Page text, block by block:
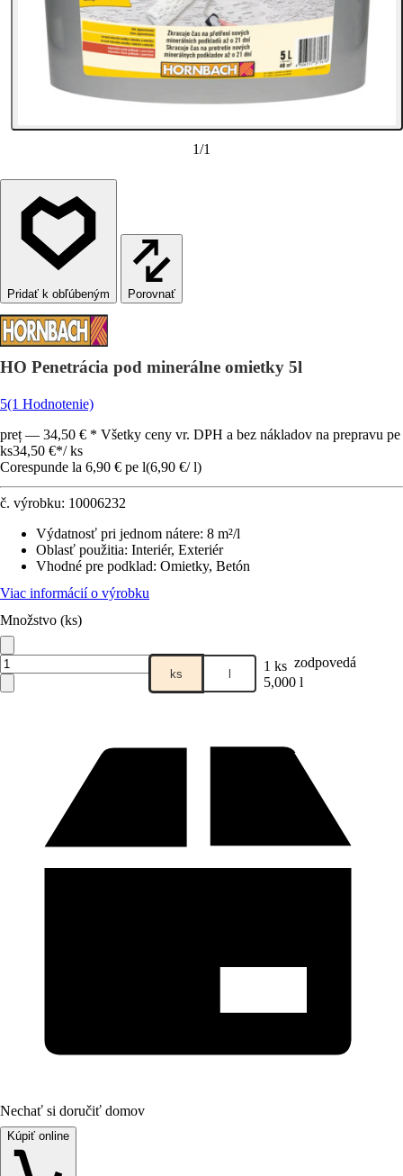
1/1
Porovnať
HO Penetrácia pod minerálne omietky 5l
5(1 Hodnotenie)
preț — 34,50 € * Všetky ceny vr. DPH a bez nákladov na prepravu pe
ks34,50 €*/ ks
Corespunde la 6,90 € pe l(6,90 €/ l)
č. výrobku: 10006232
Výdatnosť pri jednom nátere: 8 m²/l
Oblasť použitia: Interiér, Exteriér
Vhodné pre podklad: Omietky, Betón
Viac informácií o výrobku
Množstvo (ks)
ks l 1 ks zodpovedá
5,000 l
Nechať si doručiť domov
Kúpiť online